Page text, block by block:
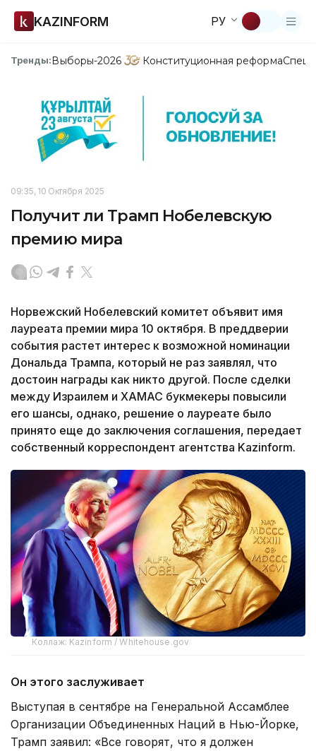
KAZINFORM РУ
Тренды:Выборы-2026 Конституционная реформа
09:35, 10 Октября 2025
Получит ли Трамп Нобелевскую
премию мира
Норвежский Нобелевский комитет объявит имя
лауреата премии мира 10 октября. В преддверии
события растет интерес к возможной номинации
Дональда Трампа, который не раз заявлял, что
достоин награды как никто другой. После сделки
между Израилем и ХАМАС букмекеры повысили
его шансы, однако, решение о лауреате было
принято еще до заключения соглашения, передает
собственный корреспондент агентства Kazinform.
Коллаж: Kazinform / Whitehouse.gov
Он этого заслуживает
Выступая в сентябре на Генеральной Ассамблее
Организации Объединенных Наций в Нью-Йорке,
Трамп заявил: «Все говорят, что я должен